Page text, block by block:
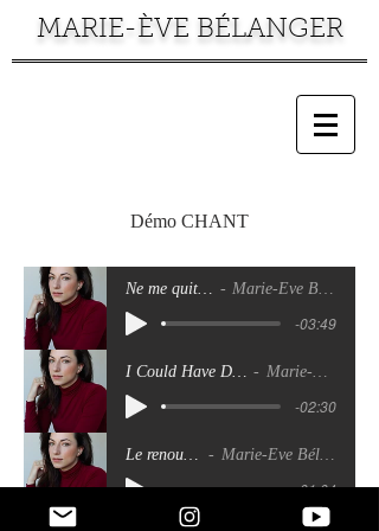
MARIE-ÈVE BÉLANGER
Démo CHANT
Ne me quitte pas Marie-Ève Bélanger
-03:49
I Could Have Danced All Night Marie-Ève Bélanger
-02:30
Le renouveau Marie-Ève Bélanger
-01:04